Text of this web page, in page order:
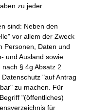
zu jeder
sind: Neben den
vor allem der Zweck
Personen, Daten und
und Ausland sowie
§ 4g Absatz 2
"auf Antrag
zu machen. Für
"(öffentliches)
für